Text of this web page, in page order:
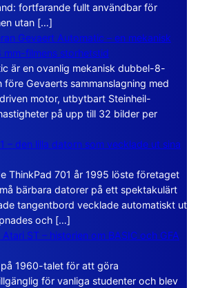
fortfarande fullt användbar för
utan […]
Gevaert Automatic – en mekanisk
mm-filmens storhetstid
är en ovanlig mekanisk dubbel-8-
före Gevaerts sammanslagning med
motor, utbytbart Steinheil-
på upp till 32 bilder per
– den lilla datorn som vecklade ut sina
ThinkPad 701 år 1995 löste företaget
bärbara datorer på ett spektakulärt
tangentbord vecklade automatiskt ut
och […]
ST – historien om BASIC och GFA
på 1960-talet för att göra
för vanliga studenter och blev